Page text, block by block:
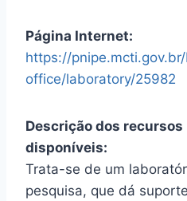
Página Internet:
https://
office/laboratory/25982
Descrição dos
disponíveis:
Trata-se de um
pesquisa, que dá